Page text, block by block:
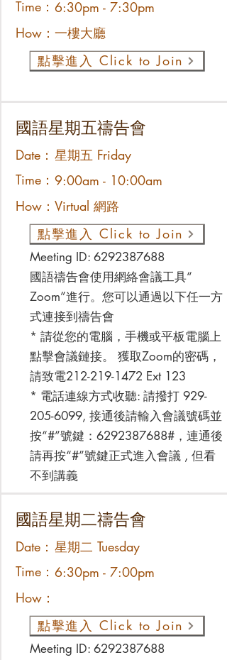
6:30pm - 7:30pm
Time：
How： 一樓大廳
點擊進入 Click to Join
國語星期五禱告會
Date： 星期五 Friday
9:00am - 10:00am
Time：
How： Virtual 網路
點擊進入 Click to Join
Meeting ID: 6292387688
國語禱告會使用網絡會議工具“
Zoom”進行。您可以通過以下任一方
式連接到禱告會
* 請從您的電腦，手機或平板電腦上
點擊會議鏈接。 獲取Zoom的密碼，
請致電212-219-1472 Ext 123
* 電話連線方式收聽: 請撥打 929-
205-6099, 接通後請輸入會議號碼並
按“#”號鍵：6292387688#，連通後
請再按“#”號鍵正式進入會議 , 但看
不到講義
國語星期二禱告會
Date： 星期二 Tuesday
6:30pm - 7:00pm
Time：
How：
點擊進入 Click to Join
Meeting ID: 6292387688